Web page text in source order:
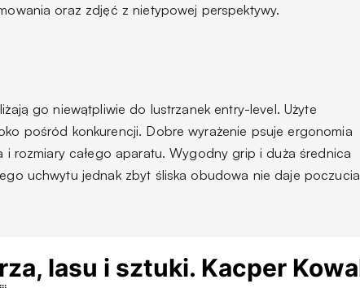
oraz zdjęć z nietypowej perspektywy.
go niewątpliwie do lustrzanek entry-level. Użyte
pośród konkurencji. Dobre wyrażenie psuje ergonomia
i rozmiary całego aparatu. Wygodny grip i duża średnica
uchwytu jednak zbyt śliska obudowa nie daje poczucia